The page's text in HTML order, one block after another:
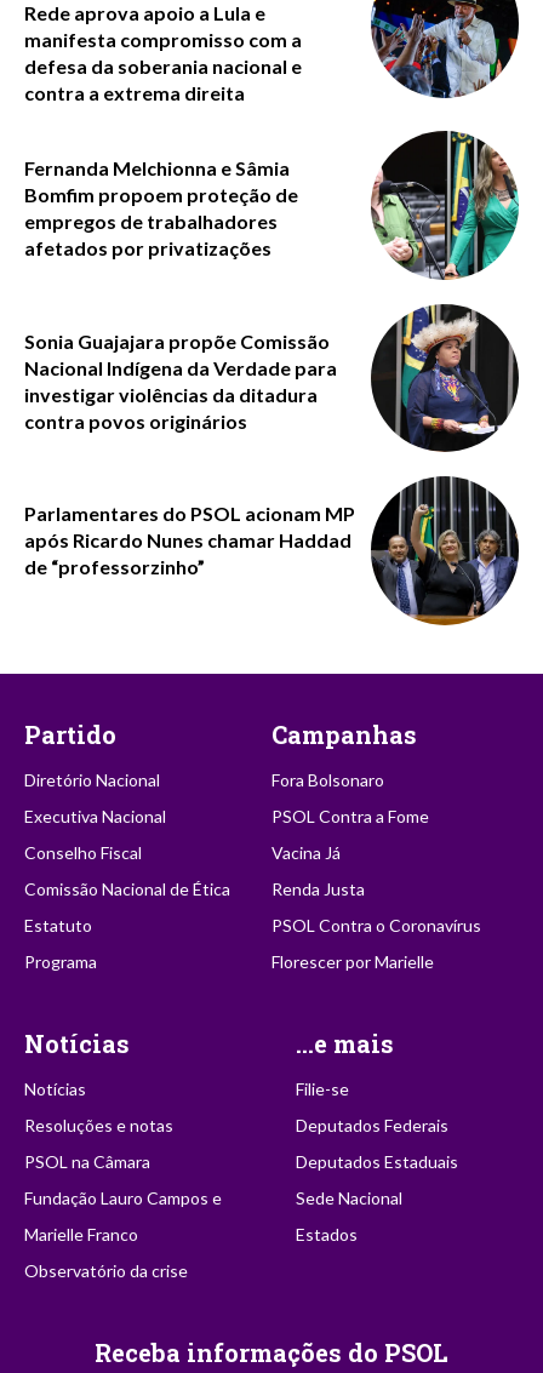
Rede aprova apoio a Lula e
manifesta compromisso com a
defesa da soberania nacional e
contra a extrema direita
Fernanda Melchionna e Sâmia
Bomfim propoem proteção de
empregos de trabalhadores
afetados por privatizações
Sonia Guajajara propõe Comissão
Nacional Indígena da Verdade para
investigar violências da ditadura
contra povos originários
Parlamentares do PSOL acionam MP
após Ricardo Nunes chamar Haddad
de “professorzinho”
Partido
Diretório Nacional
Executiva Nacional
Conselho Fiscal
Comissão Nacional de Ética
Estatuto
Programa
Campanhas
Fora Bolsonaro
PSOL Contra a Fome
Vacina Já
Renda Justa
PSOL Contra o Coronavírus
Florescer por Marielle
Notícias
Notícias
Resoluções e notas
PSOL na Câmara
Fundação Lauro Campos e
Marielle Franco
Observatório da crise
...e mais
Filie-se
Deputados Federais
Deputados Estaduais
Sede Nacional
Estados
Receba informações do PSOL